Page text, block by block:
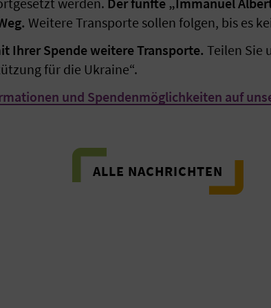
Weitere Transporte sollen folgen, bis es
Ihrer Spende weitere Transporte. Teilen Sie
für die Ukraine“.
und Spendenmöglichkeiten auf
ALLE NACHRICHTEN